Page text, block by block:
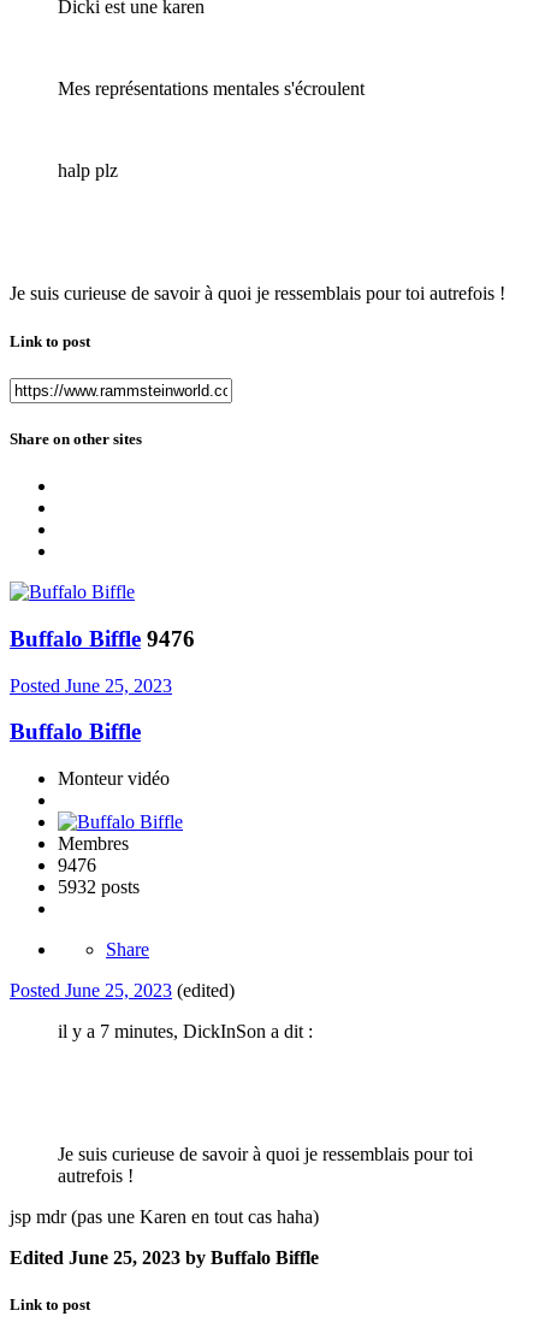
Dicki est une karen
Mes représentations mentales s'écroulent
halp plz
Je suis curieuse de savoir à quoi je ressemblais pour toi autrefois !
Link to post
Share on other sites
Buffalo Biffle 9476
Posted June 25, 2023
Buffalo Biffle
Monteur vidéo
Membres
9476
5932 posts
Share
Posted June 25, 2023 (edited)
il y a 7 minutes, DickInSon a dit :
Je suis curieuse de savoir à quoi je ressemblais pour toi
autrefois !
jsp mdr (pas une Karen en tout cas haha)
Edited June 25, 2023 by Buffalo Biffle
Link to post